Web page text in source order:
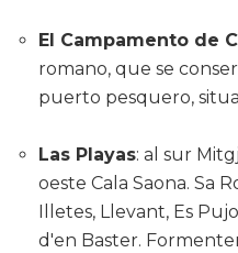
El Campamento de
romano, que se
puerto pesquero,
Las Playas: al sur
oeste Cala Saona. Sa
Illetes, Llevant, Es
d'en Baster.